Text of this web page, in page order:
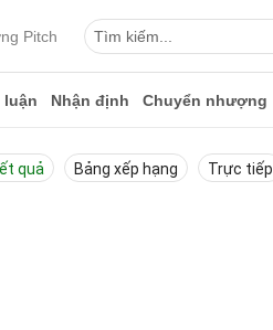
Pitch
luận Nhận định Chuyển nhượng
quả Bảng xếp hạng Trực tiếp